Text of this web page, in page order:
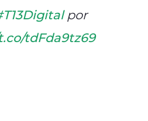
por
tdFda9tz69